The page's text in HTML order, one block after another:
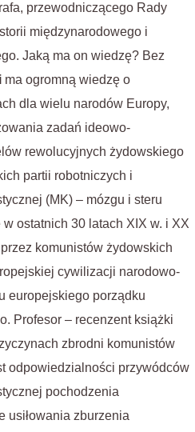
przewodniczącego Rady
międzynarodowego i
Jaką ma on wiedzę? Bez
ma ogromną wiedzę o
dla wielu narodów Europy,
zadań ideowo-
rewolucyjnych żydowskiego
partii robotniczych i
(MK) – mózgu i steru
ostatnich 30 latach XIX w. i XX
komunistów żydowskich
cywilizacji narodowo-
europejskiego porządku
Profesor – recenzent książki
zbrodni komunistów
odpowiedzialności przywódców
pochodzenia
usiłowania zburzenia